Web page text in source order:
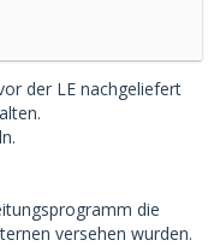
der LE nachgeliefert
die
versehen wurden.